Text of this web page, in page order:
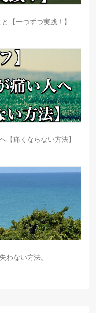
【一つずつ実践！】
【痛くならない方法】
わない方法。